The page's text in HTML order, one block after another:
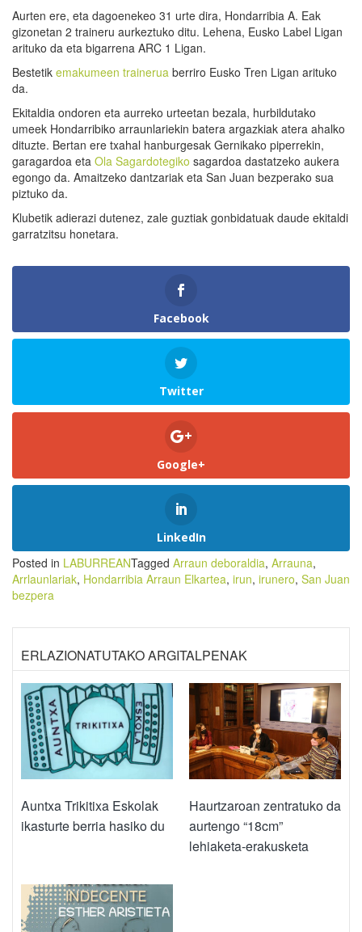
Aurten ere, eta dagoenekeo 31 urte dira, Hondarribia A. Eak
gizonetan 2 traineru aurkeztuko ditu. Lehena, Eusko Label Ligan
arituko da eta bigarrena ARC 1 Ligan.
Bestetik emakumeen trainerua berriro Eusko Tren Ligan arituko
da.
Ekitaldia ondoren eta aurreko urteetan bezala, hurbildutako
umeek Hondarribiko arraunlariekin batera argazkiak atera ahalko
dituzte. Bertan ere txahal hanburgesak Gernikako piperrekin,
garagardoa eta Ola Sagardotegiko sagardoa dastatzeko aukera
egongo da. Amaitzeko dantzariak eta San Juan bezperako sua
piztuko da.
Klubetik adierazi dutenez, zale guztiak gonbidatuak daude ekitaldi
garratzitsu honetara.
Facebook
Twitter
Google+
LinkedIn
Posted in LABURREANTagged Arraun deboraldia, Arrauna,
Arrlaunlariak, Hondarribia Arraun Elkartea, irun, irunero, San Juan
bezpera
ERLAZIONATUTAKO ARGITALPENAK
Auntxa Trikitixa Eskolak
ikasturte berria hasiko du
Haurtzaroan zentratuko da
aurtengo “18cm”
lehiaketa-erakusketa